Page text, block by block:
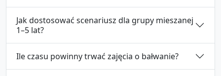
Jak dostosować scenariusz dla grupy mieszanej
1–5 lat?
Ile czasu powinny trwać zajęcia o bałwanie?